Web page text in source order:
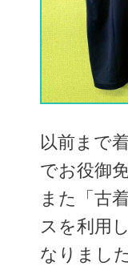
以前まで
でお役御
また「古
スを利用
なりまし